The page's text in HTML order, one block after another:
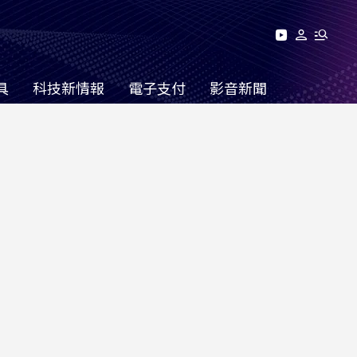
科技新情報 電子支付 影音新聞